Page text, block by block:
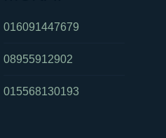
016091447679
08955912902
015568130193